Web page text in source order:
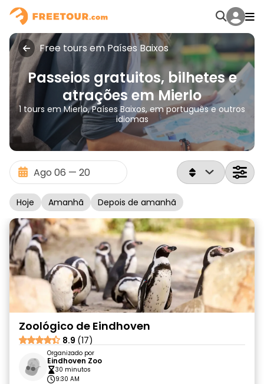
Free tours em Países Baixos
Passeios gratuitos, bilhetes e
atrações em Mierlo
1 tours em Mierlo, Países Baixos, em português e outros
idiomas
Hoje Amanhã Depois de amanhã
Zoológico de Eindhoven
8.9 (17)
Organizado por
Eindhoven Zoo
30 minutos
9:30 AM